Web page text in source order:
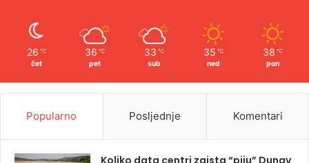
26 ℃
čet
36 ℃
pet
33 ℃
sub
35 ℃
ned
38 ℃
pon
Popularno Posljednje Komentari
Koliko data centri zaista “piju” Dunav